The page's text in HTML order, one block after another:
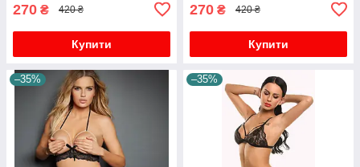
270 ₴ 420 ₴
Купити
270 ₴ 420 ₴
Купити
–35% –35%